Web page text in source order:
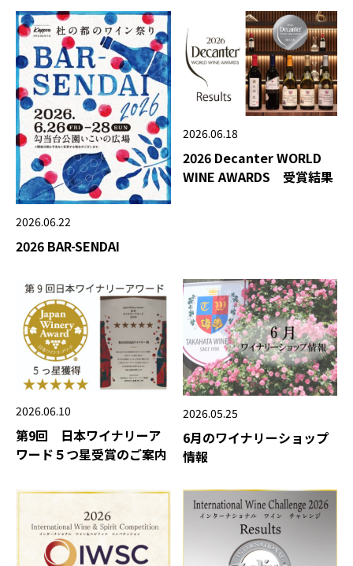
2026.06.22
2026 BAR-SENDAI
2026.06.18
2026 Decanter WORLD
WINE AWARDS 受賞結果
2026.06.10
第9回 日本ワイナリーア
ワード５つ星受賞のご案内
2026.05.25
6月のワイナリーショップ
情報